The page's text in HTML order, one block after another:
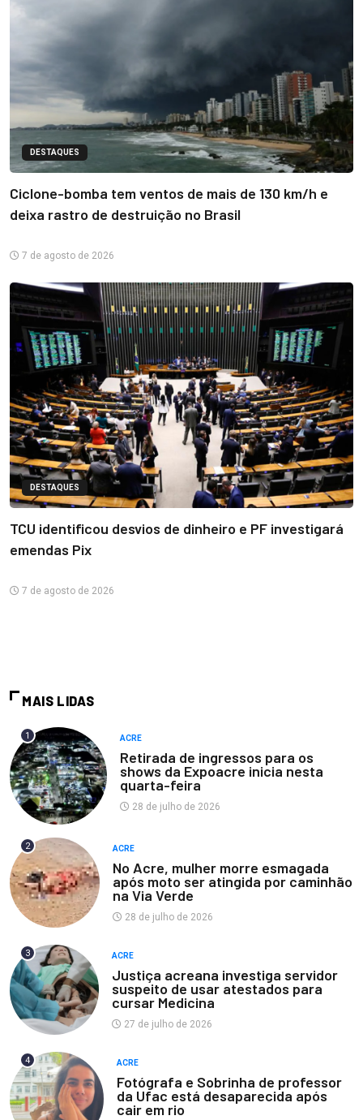
DESTAQUES
Ciclone-bomba tem ventos de mais de 130 km/h e
deixa rastro de destruição no Brasil
7 de agosto de 2026
DESTAQUES
TCU identificou desvios de dinheiro e PF investigará
emendas Pix
7 de agosto de 2026
MAIS LIDAS
1 ACRE
Retirada de ingressos para os
shows da Expoacre inicia nesta
quarta-feira
28 de julho de 2026
2 ACRE
No Acre, mulher morre esmagada
após moto ser atingida por caminhão
na Via Verde
28 de julho de 2026
3 ACRE
Justiça acreana investiga servidor
suspeito de usar atestados para
cursar Medicina
27 de julho de 2026
4 ACRE
Fotógrafa e Sobrinha de professor
da Ufac está desaparecida após
cair em rio